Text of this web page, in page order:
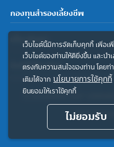
กองทุนสำรองเลี้ยงชีพ
เกี่ยวกับเรา
ลิงค์ที่เกี่ยวข้อง
© สงวนลิขสิทธิ์ 2567 บริษัทหลั
ประกาศความ
เว็บไซต์นี้มีการจัดเก็บคุกกี้ เพื่อเ
เว็บไซต์ของท่านให้ดียิ่งขึ้น และน
ตรงกับความสนใจของท่าน โดย
เติมได้จาก นโยบายการใช้คุกกี้
ยินยอมให้เราใช้คุกกี้
ไม่ยอมรับ